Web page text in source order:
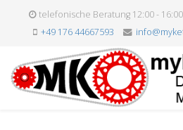
telefonische Beratung 12:00 -
+49 176 44667593